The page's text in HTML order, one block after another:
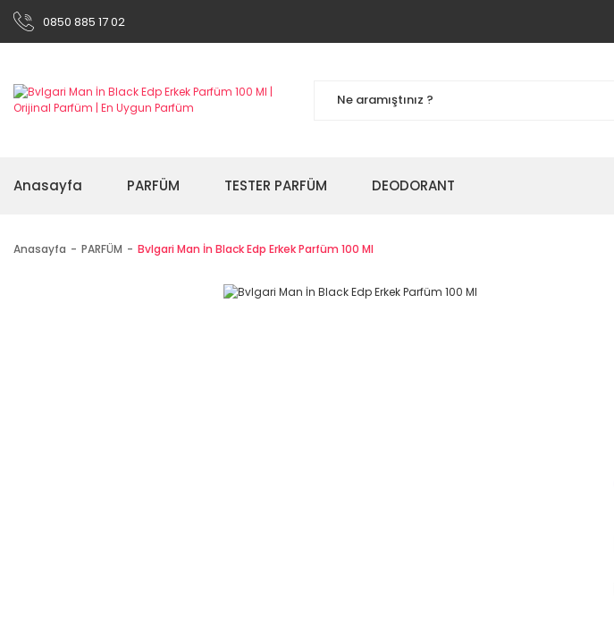
0850 885 17 02
Anasayfa PARFÜM TESTER PARFÜM DEODORANT
Anasayfa PARFÜM Bvlgari Man İn Black Edp Erkek Parfüm 100 Ml